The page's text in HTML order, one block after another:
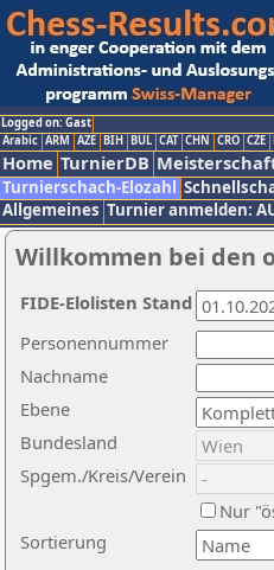
Logged on: Gast
Arabic ARM AZE BIH BUL CAT CHN CRO CZE
Home TurnierDB
Turnierschach-Elozahl
Allgemeines Turnier anmelden:
Willkommen bei den
Nachname
Ebene
Sortierung
Personennummer
Bundesland
Spgem./Kreis/Verein
Nur
FIDE-Elolisten Stand